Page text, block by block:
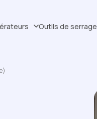
Outils de serrage